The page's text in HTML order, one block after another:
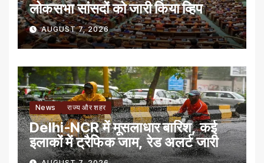
लोकसभा सांसदों को जारी किया व्हिप
AUGUST 7, 2026
News राज्य और शहर
Delhi-NCR में मूसलाधार बारिश, कई
इलाकों में ट्रैफिक जाम, रेड अलर्ट जारी